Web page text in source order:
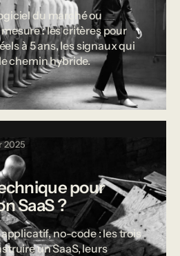
du marché ou
: les critères pour
à 5 ans, les signaux qui
chemin hybride.
2025
pour
SaaS ?
no-code : les trois
un SaaS, leurs